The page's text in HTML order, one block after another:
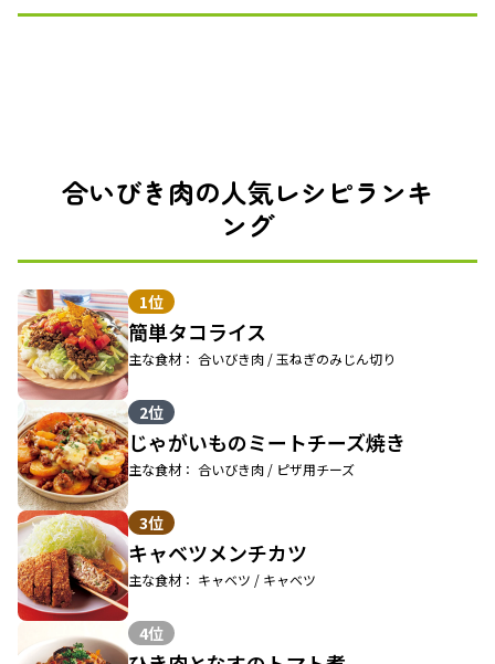
合いびき肉の人気レシピランキ
ング
1位
簡単タコライス
主な食材： 合いびき肉 / 玉ねぎのみじん切り
2位
じゃがいものミートチーズ焼き
主な食材： 合いびき肉 / ピザ用チーズ
3位
キャベツメンチカツ
主な食材： キャベツ / キャベツ
4位